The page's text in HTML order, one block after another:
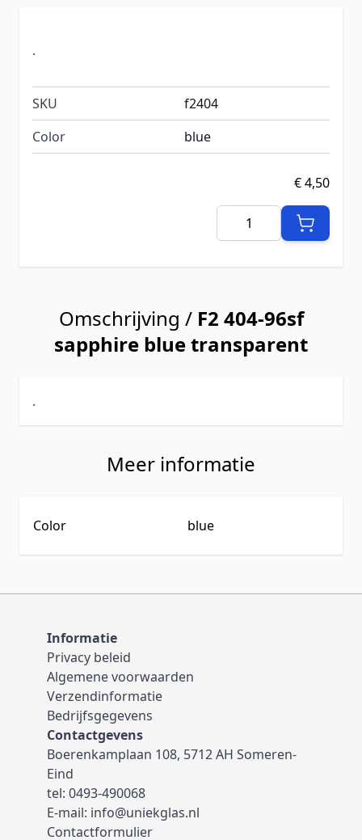
.
SKU
f2404
Color
blue
€ 4,50
Aantal
Omschrijving / F2 404-96sf
sapphire blue transparent
.
Meer informatie
Color blue
Informatie
Privacy beleid
Algemene voorwaarden
Verzendinformatie
Bedrijfsgegevens
Contactgevens
Boerenkamplaan 108, 5712 AH Someren-
Eind
tel: 0493-490068
E-mail: info@uniekglas.nl
Contactformulier